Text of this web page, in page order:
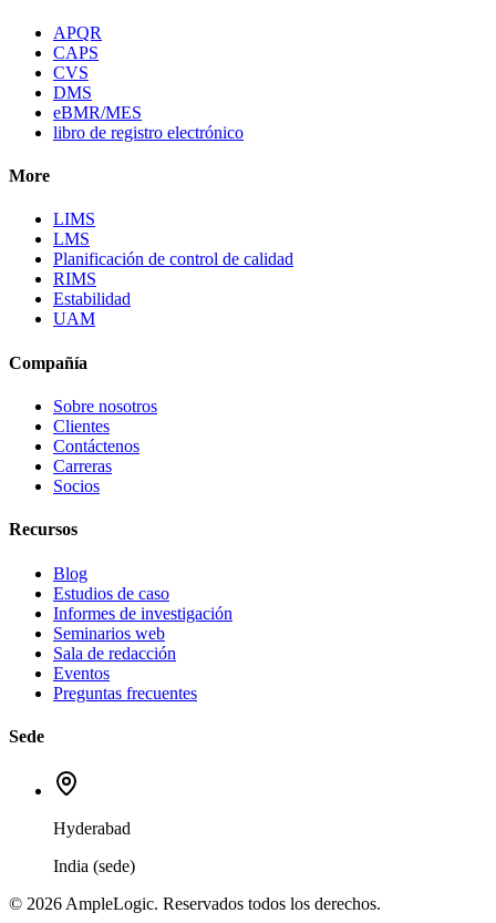
APQR
CAPS
CVS
DMS
eBMR/MES
libro de registro electrónico
More
LIMS
LMS
Planificación de control de calidad
RIMS
Estabilidad
UAM
Compañía
Sobre nosotros
Clientes
Contáctenos
Carreras
Socios
Recursos
Blog
Estudios de caso
Informes de investigación
Seminarios web
Sala de redacción
Eventos
Preguntas frecuentes
Sede
Hyderabad
India (sede)
© 2026 AmpleLogic. Reservados todos los derechos.